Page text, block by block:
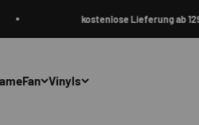
kostenlose Lieferung ab 129€*
Vinyls